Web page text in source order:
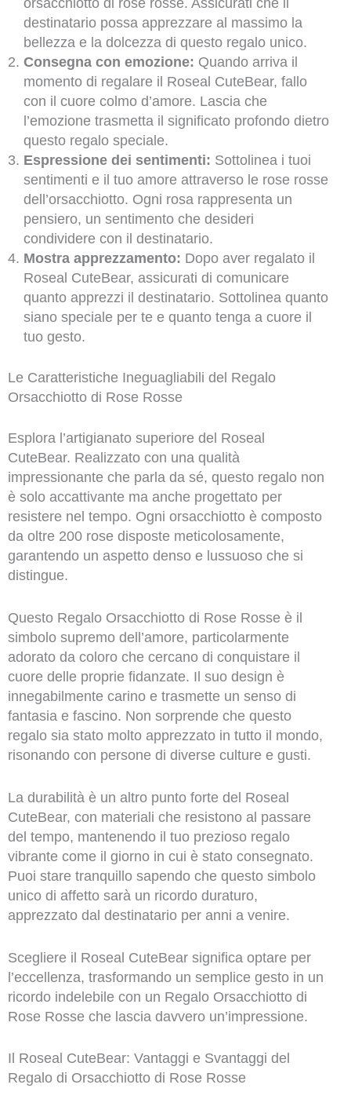
orsacchiotto di rose rosse. Assicurati che il
destinatario possa apprezzare al massimo la
bellezza e la dolcezza di questo regalo unico.
Consegna con emozione: Quando arriva il
momento di regalare il Roseal CuteBear, fallo
con il cuore colmo d’amore. Lascia che
l’emozione trasmetta il significato profondo dietro
questo regalo speciale.
Espressione dei sentimenti: Sottolinea i tuoi
sentimenti e il tuo amore attraverso le rose rosse
dell’orsacchiotto. Ogni rosa rappresenta un
pensiero, un sentimento che desideri
condividere con il destinatario.
Mostra apprezzamento: Dopo aver regalato il
Roseal CuteBear, assicurati di comunicare
quanto apprezzi il destinatario. Sottolinea quanto
siano speciale per te e quanto tenga a cuore il
tuo gesto.
Le Caratteristiche Ineguagliabili del Regalo
Orsacchiotto di Rose Rosse
Esplora l’artigianato superiore del Roseal
CuteBear. Realizzato con una qualità
impressionante che parla da sé, questo regalo non
è solo accattivante ma anche progettato per
resistere nel tempo. Ogni orsacchiotto è composto
da oltre 200 rose disposte meticolosamente,
garantendo un aspetto denso e lussuoso che si
distingue.
Questo Regalo Orsacchiotto di Rose Rosse è il
simbolo supremo dell’amore, particolarmente
adorato da coloro che cercano di conquistare il
cuore delle proprie fidanzate. Il suo design è
innegabilmente carino e trasmette un senso di
fantasia e fascino. Non sorprende che questo
regalo sia stato molto apprezzato in tutto il mondo,
risonando con persone di diverse culture e gusti.
La durabilità è un altro punto forte del Roseal
CuteBear, con materiali che resistono al passare
del tempo, mantenendo il tuo prezioso regalo
vibrante come il giorno in cui è stato consegnato.
Puoi stare tranquillo sapendo che questo simbolo
unico di affetto sarà un ricordo duraturo,
apprezzato dal destinatario per anni a venire.
Scegliere il Roseal CuteBear significa optare per
l’eccellenza, trasformando un semplice gesto in un
ricordo indelebile con un Regalo Orsacchiotto di
Rose Rosse che lascia davvero un’impressione.
Il Roseal CuteBear: Vantaggi e Svantaggi del
Regalo di Orsacchiotto di Rose Rosse